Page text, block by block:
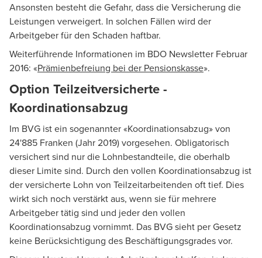
Ansonsten besteht die Gefahr, dass die Versicherung die
Leistungen verweigert. In solchen Fällen wird der
Arbeitgeber für den Schaden haftbar.
Weiterführende Informationen im BDO Newsletter Februar
2016: «Prämienbefreiung bei der Pensionskasse».
Option Teilzeitversicherte -
Koordinationsabzug
Im BVG ist ein sogenannter «Koordinationsabzug» von
24'885 Franken (Jahr 2019) vorgesehen. Obligatorisch
versichert sind nur die Lohnbestandteile, die oberhalb
dieser Limite sind. Durch den vollen Koordinationsabzug ist
der versicherte Lohn von Teilzeitarbeitenden oft tief. Dies
wirkt sich noch verstärkt aus, wenn sie für mehrere
Arbeitgeber tätig sind und jeder den vollen
Koordinationsabzug vornimmt. Das BVG sieht per Gesetz
keine Berücksichtigung des Beschäftigungsgrades vor.